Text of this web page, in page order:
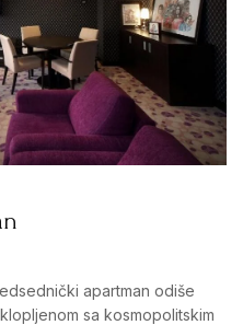
apartman odiše
sa kosmopolitskim